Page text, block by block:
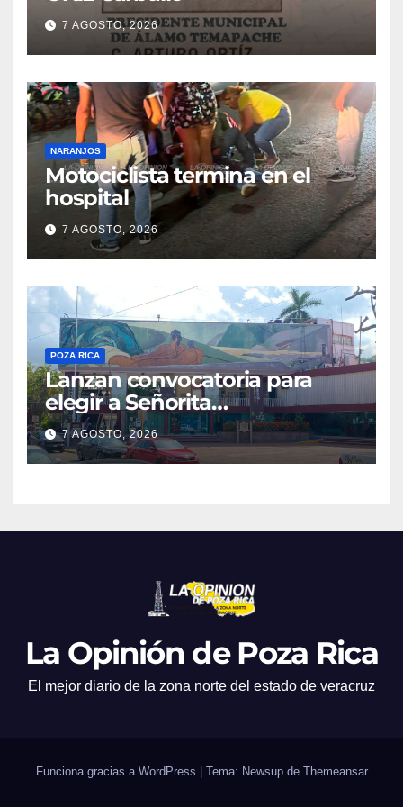
7 AGOSTO, 2026
NARANJOS
Motociclista termina en el
hospital
7 AGOSTO, 2026
POZA RICA
Lanzan convocatoria para
elegir a Señorita
Independencia, Patria y
Libertad 2026
7 AGOSTO, 2026
La Opinión de Poza Rica
El mejor diario de la zona norte del estado de veracruz
Funciona gracias a WordPress Tema: Newsup de Themeansar